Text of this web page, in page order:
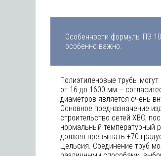
Особенности формулы ПЭ
особенно важно.
Полиэтиленовые трубы
от 16 до 1600 мм –
диаметров является очень
Основное предназначение
строительство сетей ХВС,
нормальный температурный
должен превышать +70
Цельсия. Соединение труб